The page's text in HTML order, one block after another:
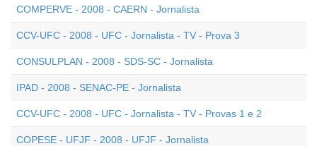
COMPERVE - 2008 - CAERN - Jornalista
CCV-UFC - 2008 - UFC - Jornalista - TV - Prova 3
CONSULPLAN - 2008 - SDS-SC - Jornalista
IPAD - 2008 - SENAC-PE - Jornalista
CCV-UFC - 2008 - UFC - Jornalista - TV - Provas 1 e 2
COPESE - UFJF - 2008 - UFJF - Jornalista